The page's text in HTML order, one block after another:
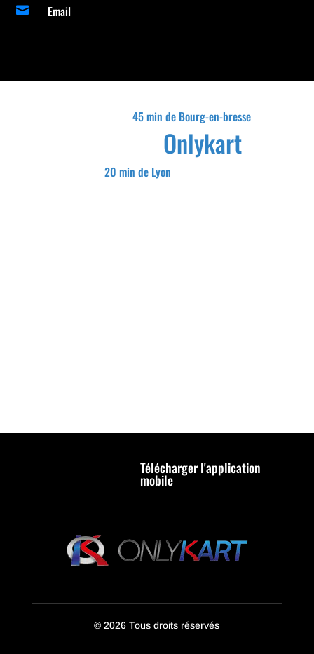
 Email
20 min de Lyon
Onlykart
45 min de Bourg-en-bresse
Télécharger l'application
mobile
© 2026 Tous droits réservés